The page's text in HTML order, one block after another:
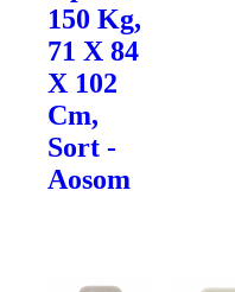
150 Kg,
71 X 84
X 102
Cm,
Sort -
Aosom